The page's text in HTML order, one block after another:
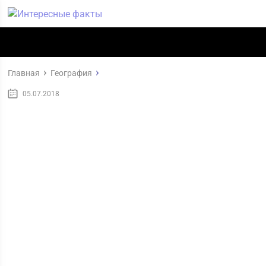
Главная География
05.07.2018